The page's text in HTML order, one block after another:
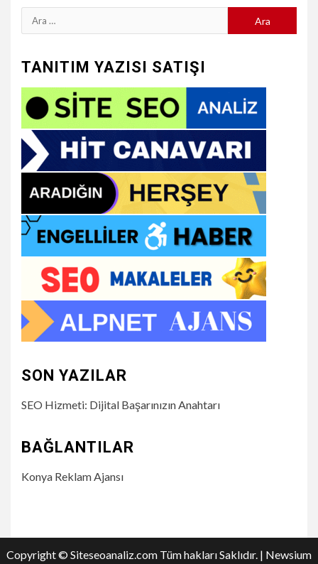
Arama:
TANITIM YAZISI SATIŞI
SON YAZILAR
SEO Hizmeti: Dijital Başarınızın Anahtarı
BAĞLANTILAR
Konya Reklam Ajansı
Copyright © Siteseoanaliz.com Tüm hakları Saklıdır. | Newsium